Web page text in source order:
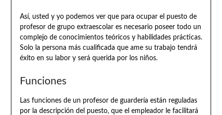
Así, usted y yo podemos ver que para ocupar el puesto de
profesor de grupo extraescolar es necesario poseer todo un
complejo de conocimientos teóricos y habilidades prácticas.
Solo la persona más cualificada que ame su trabajo tendrá
éxito en su labor y será querida por los niños.
Funciones
Las funciones de un profesor de guardería están reguladas
por la descripción del puesto, que el empleador le facilitará